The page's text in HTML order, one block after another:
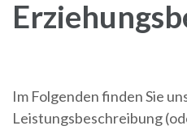
Im Folgenden finden Sie
Leistungsbeschreibung